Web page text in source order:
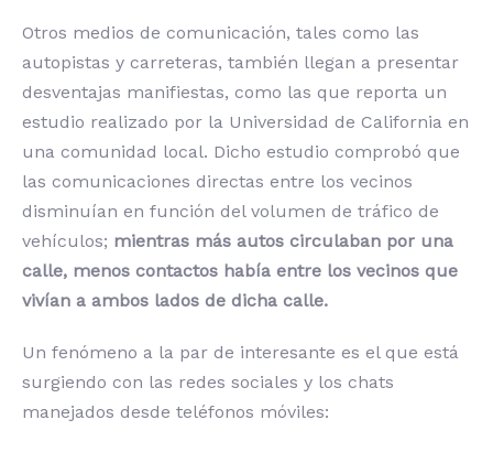
Otros medios de comunicación, tales como las
autopistas y carreteras, también llegan a presentar
desventajas manifiestas, como las que reporta un
estudio realizado por la Universidad de California en
una comunidad local. Dicho estudio comprobó que
las comunicaciones directas entre los vecinos
disminuían en función del volumen de tráfico de
vehículos; mientras más autos circulaban por una
calle, menos contactos había entre los vecinos que
vivían a ambos lados de dicha calle.
Un fenómeno a la par de interesante es el que está
surgiendo con las redes sociales y los chats
manejados desde teléfonos móviles: